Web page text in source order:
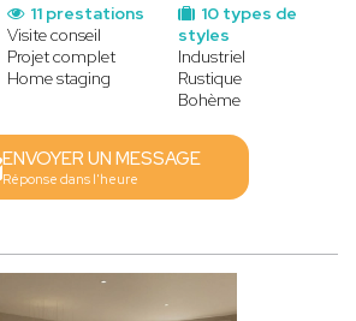
10 types de
styles
Industriel
Rustique
Bohème
11 prestations
Visite conseil
Projet complet
Home staging
ENVOYER UN MESSAGE
Réponse dans l'heure